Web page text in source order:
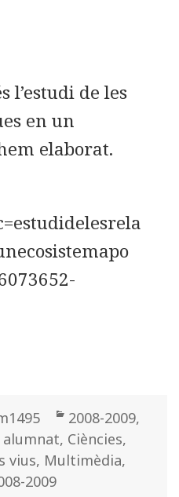
l’estudi de les
en un
elaborat.
Categories
2008-2009,
alumnat, Ciències,
vius, Multimèdia,
2009